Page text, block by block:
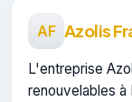
AF Azolis
L'entreprise
renouvelables à